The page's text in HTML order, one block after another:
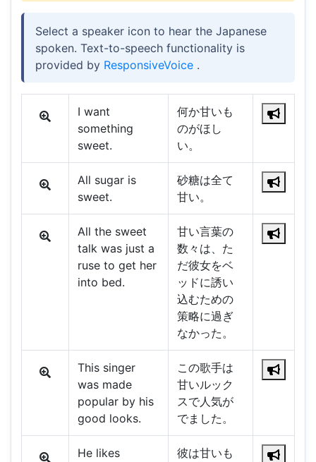
Select a speaker icon to hear the Japanese
spoken. Text-to-speech functionality is
provided by ResponsiveVoice .
I want
something
sweet.
何か甘いも
のがほし
い。
All sugar is
sweet.
砂糖は全て
甘い。
All the sweet
talk was just a
ruse to get her
into bed.
甘い言葉の
数々は、た
だ彼女をベ
ッドに誘い
込むための
策略に過ぎ
なかった。
This singer
was made
popular by his
good looks.
この歌手は
甘いルック
スで人気が
でました。
He likes
彼は甘いも